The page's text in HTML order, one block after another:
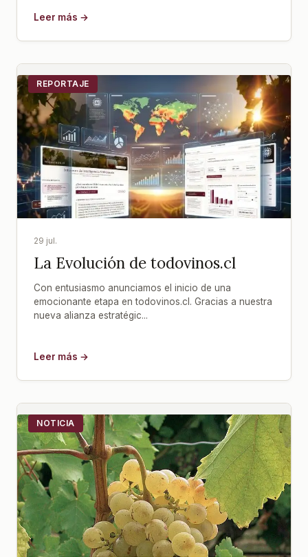
Leer más →
REPORTAJE
29 jul.
La Evolución de todovinos.cl
Con entusiasmo anunciamos el inicio de una
emocionante etapa en todovinos.cl. Gracias a nuestra
nueva alianza estratégic...
Leer más →
NOTICIA